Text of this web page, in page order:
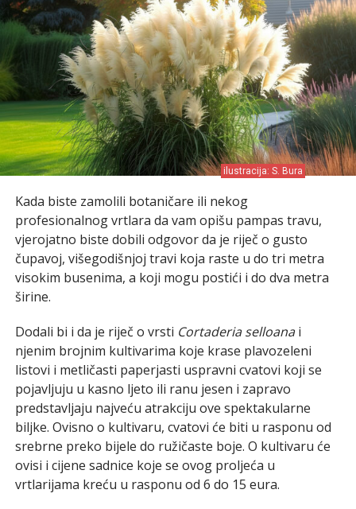
ilustracija: S. Bura
Kada biste zamolili botaničare ili nekog
profesionalnog vrtlara da vam opišu pampas travu,
vjerojatno biste dobili odgovor da je riječ o gusto
čupavoj, višegodišnjoj travi koja raste u do tri metra
visokim busenima, a koji mogu postići i do dva metra
širine.
Dodali bi i da je riječ o vrsti Cortaderia selloanai
njenim brojnim kultivarima koje krase plavozeleni
listovi i metličasti paperjasti uspravni cvatovi koji se
pojavljuju u kasno ljeto ili ranu jesen i zapravo
predstavljaju najveću atrakciju ove spektakularne
biljke. Ovisno o kultivaru, cvatovi će biti u rasponu od
srebrne preko bijele do ružičaste boje. O kultivaru će
ovisi i cijene sadnice koje se ovog proljeća u
vrtlarijama kreću u rasponu od 6 do 15 eura.